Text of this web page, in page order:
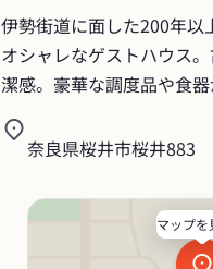
伊勢街道に面した200年以
オシャレなゲストハウス
潔感。豪華な調度品や食
奈良県桜井市桜井883
マップを